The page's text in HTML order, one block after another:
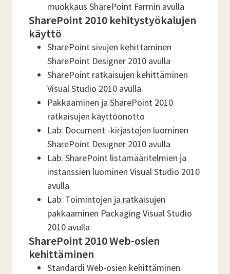
muokkaus SharePoint Farmin avulla
SharePoint 2010 kehitystyökalujen
käyttö
SharePoint sivujen kehittäminen
SharePoint Designer 2010 avulla
SharePoint ratkaisujen kehittäminen
Visual Studio 2010 avulla
Pakkaaminen ja SharePoint 2010
ratkaisujen käyttöönotto
Lab: Document -kirjastojen luominen
SharePoint Designer 2010 avulla
Lab: SharePoint listamääritelmien ja
instanssien luominen Visual Studio 2010
avulla
Lab: Toimintojen ja ratkaisujen
pakkaaminen Packaging Visual Studio
2010 avulla
SharePoint 2010 Web-osien
kehittäminen
Standardi Web-osien kehittäminen